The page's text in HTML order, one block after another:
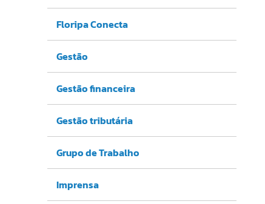
Floripa Conecta
Gestão
Gestão financeira
Gestão tributária
Grupo de Trabalho
Imprensa